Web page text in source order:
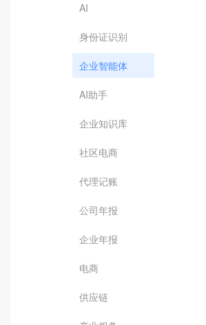
AI
身份证识别
企业智能体
AI助手
企业知识库
社区电商
代理记账
公司年报
企业年报
电商
供应链